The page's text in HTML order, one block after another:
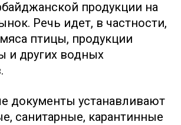
продукции на
Речь идет, в частности,
птицы, продукции
и других водных
документы устанавливают
санитарные, карантинные